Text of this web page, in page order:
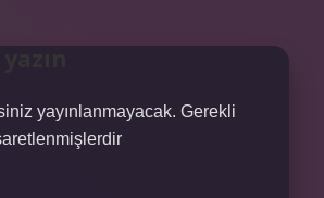
yayınlanmayacak. Gerekli